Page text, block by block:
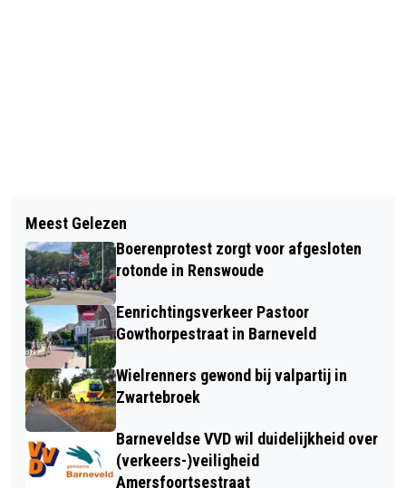
VERKEERSONGEVAL OP DE DR.
WILLEM DREESLAAN IN BARNEVELD
NIEUWE BOEKSTART & BABBELS:
BALANS IN JE GEZIN
Meest Gelezen
Boerenprotest zorgt voor afgesloten
rotonde in Renswoude
Eenrichtingsverkeer Pastoor
Gowthorpestraat in Barneveld
Wielrenners gewond bij valpartij in
Zwartebroek
Barneveldse VVD wil duidelijkheid over
(verkeers-)veiligheid
Amersfoortsestraat